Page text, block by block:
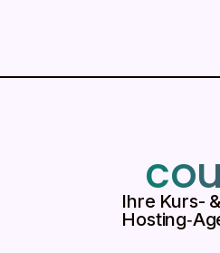
Ihre Kurs-